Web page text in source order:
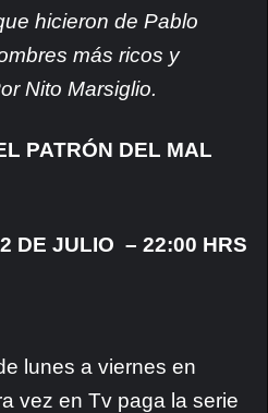
hicieron de Pablo
más ricos y
Nito Marsiglio.
PATRÓN DEL MAL
DE JULIO – 22:00 HRS
lunes a viernes en
vez en Tv paga la serie